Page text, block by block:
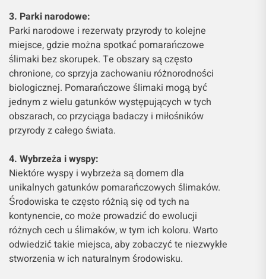
3. Parki narodowe:
Parki narodowe i rezerwaty przyrody to kolejne
miejsce, gdzie można spotkać pomarańczowe
ślimaki bez skorupek. Te obszary są często
chronione, co sprzyja zachowaniu różnorodności
biologicznej. Pomarańczowe ślimaki mogą być
jednym z wielu gatunków występujących w tych
obszarach, co przyciąga badaczy i miłośników
przyrody z całego świata.
4. Wybrzeża i wyspy:
Niektóre wyspy i wybrzeża są domem dla
unikalnych gatunków pomarańczowych ślimaków.
Środowiska te często różnią się od tych na
kontynencie, co może prowadzić do ewolucji
różnych cech u ślimaków, w tym ich koloru. Warto
odwiedzić takie miejsca, aby zobaczyć te niezwykłe
stworzenia w ich naturalnym środowisku.